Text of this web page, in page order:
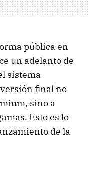
pública en
un adelanto de
sistema
final no
sino a
Esto es lo
de la